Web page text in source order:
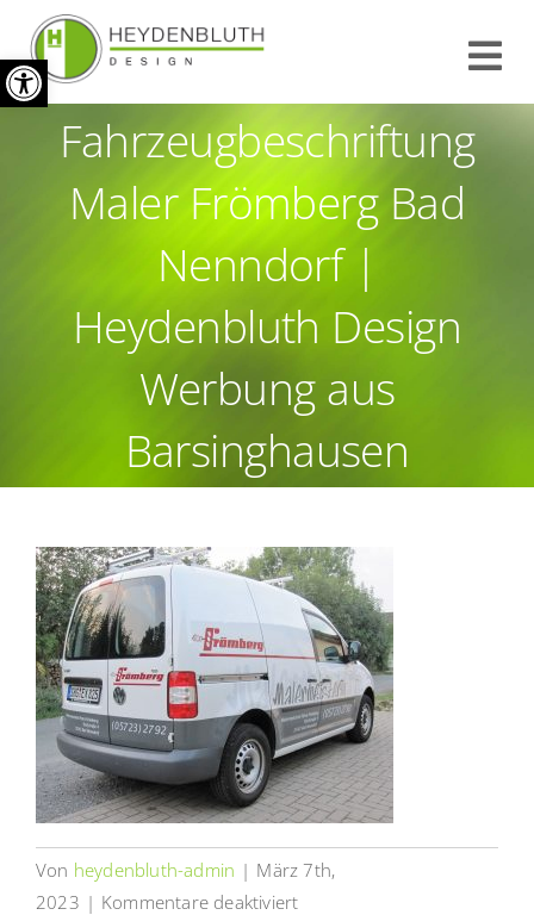
Werkzeugleiste öffnen
Zum
Inhalt
springen
START
INFO
IMPRESSUM
Fahrzeugbeschriftung
Maler Frömberg Bad
Nenndorf |
Heydenbluth Design
Werbung aus
Barsinghausen
Von heydenbluth-admin | März 7th,
2023 | Kommentare deaktiviertfür